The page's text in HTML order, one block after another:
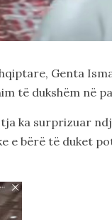
Genta
të dukshëm në
ka surprizuar
e bërë të duket